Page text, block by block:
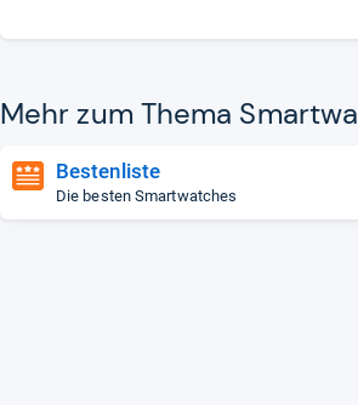
Mehr zum Thema
Bestenliste
Die besten Smartwatches